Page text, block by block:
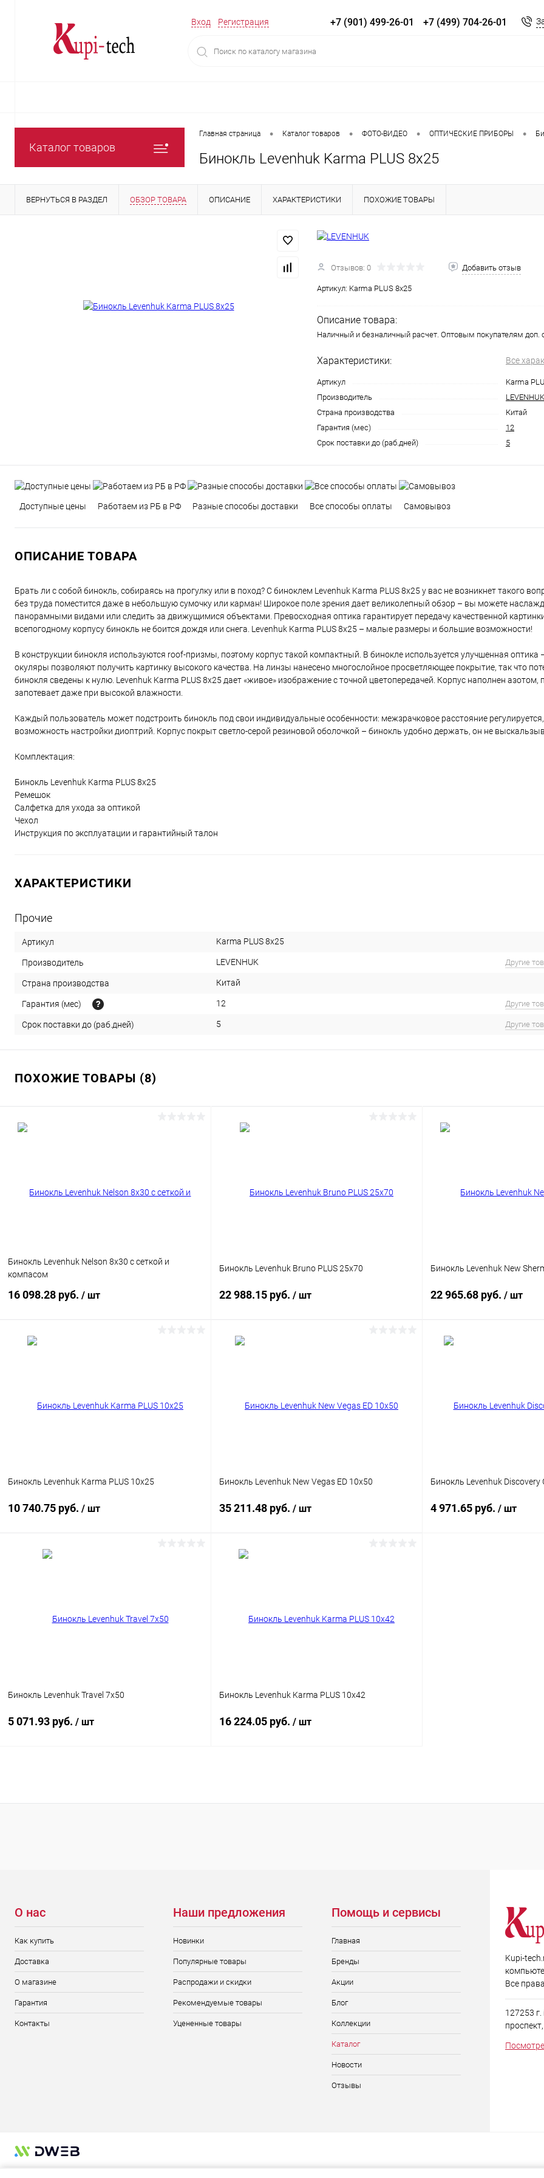
Вход Регистрация +7 (901) 499-26-01 +7 (499) 704-26-01
Каталог товаров
Главная страница • Каталог товаров • ФОТО-ВИДЕО • ОПТИЧЕСКИЕ ПРИБОРЫ •
Бинокль Levenhuk Karma PLUS 8x25
ВЕРНУТЬСЯ В РАЗДЕЛ ОБЗОР ТОВАРА ОПИСАНИЕ ХАРАКТЕРИСТИКИ ПОХОЖИЕ ТОВАРЫ
Отзывов: 0 Добавить отзыв
Артикул: Karma PLUS 8x25
Описание товара:
Наличный и безналичный расчет. Оптовым покупателям доп.
Характеристики: Все
Артикул
Karma
Производитель
LEVENHUK
Страна производства
Китай
Гарантия (мес)
12
Срок поставки до (раб.дней)
5
Доступные цены Работаем из РБ в РФ Разные способы доставки Все способы оплаты Самовывоз
ОПИСАНИЕ ТОВАРА
Брать ли с собой бинокль, собираясь на прогулку или в поход? С биноклем Levenhuk Karma PLUS 8x25 у вас не возникнет такого
без труда поместится даже в небольшую сумочку или карман! Широкое поле зрения дает великолепный обзор – вы можете
панорамными видами или следить за движущимися объектами. Превосходная оптика гарантирует передачу качественной
всепогодному корпусу бинокль не боится дождя или снега. Levenhuk Karma PLUS 8x25 – малые размеры и большие возможности!
В конструкции бинокля используются roof-призмы, поэтому корпус такой компактный. В бинокле используется улучшенная оптика
окуляры позволяют получить картинку высокого качества. На линзы нанесено многослойное просветляющее покрытие, так что
бинокля сведены к нулю. Levenhuk Karma PLUS 8x25 дает «живое» изображение с точной цветопередачей. Корпус наполнен азотом,
запотевает даже при высокой влажности.
Каждый пользователь может подстроить бинокль под свои индивидуальные особенности: межзрачковое расстояние регулируется,
возможность настройки диоптрий. Корпус покрыт светло-серой резиновой оболочкой – бинокль удобно держать, он не
Комплектация:
Бинокль Levenhuk Karma PLUS 8x25
Ремешок
Салфетка для ухода за оптикой
Чехол
Инструкция по эксплуатации и гарантийный талон
ХАРАКТЕРИСТИКИ
Прочие
Артикул Karma PLUS 8x25
Производитель LEVENHUK Другие
Страна производства Китай
Гарантия (мес) 12 Другие
Срок поставки до (раб.дней) 5 Другие
ПОХОЖИЕ ТОВАРЫ (8)
Бинокль Levenhuk Nelson 8x30 с сеткой и
компасом
16 098.28 руб. / шт
Бинокль Levenhuk Bruno PLUS 25x70
22 988.15 руб. / шт
Бинокль Levenhuk New
22 965.68 руб. / шт
Бинокль Levenhuk Karma PLUS 10x25
10 740.75 руб. / шт
Бинокль Levenhuk New Vegas ED 10x50
35 211.48 руб. / шт
Бинокль Levenhuk Discovery
4 971.65 руб. / шт
Бинокль Levenhuk Travel 7x50
5 071.93 руб. / шт
Купить в 1 клик Сравнение
Бинокль Levenhuk Karma PLUS 10x42
16 224.05 руб. / шт
Купить в 1 клик Сравнение
О нас
Как купить
Доставка
О магазине
Гарантия
Контакты
Наши предложения
Новинки
Популярные товары
Распродажи и скидки
Рекомендуемые товары
Уцененные товары
Помощь и сервисы
Главная
Бренды
Акции
Блог
Коллекции
Каталог
Новости
Отзывы
Kupi-
Все
127253
проспект,